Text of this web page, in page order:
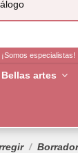
Bellas artes
¡Somos especialistas!